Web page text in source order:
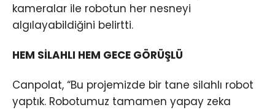
kameralar ile robotun her nesneyi
algılayabildiğini belirtti.
HEM SİLAHLI HEM GECE GÖRÜŞLÜ
Canpolat, “Bu projemizde bir tane silahlı robot
yaptık. Robotumuz tamamen yapay zeka